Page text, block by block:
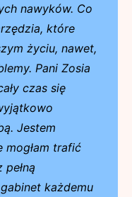
nawyków. Co
które
życiu, nawet,
Pani Zosia
czas się
Jestem
mogłam trafić
każdemu